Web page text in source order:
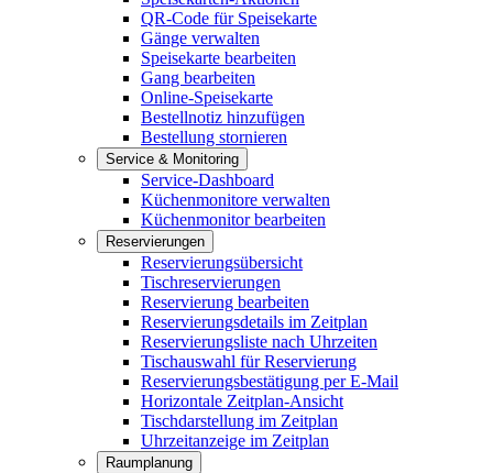
QR-Code für Speisekarte
Gänge verwalten
Speisekarte bearbeiten
Gang bearbeiten
Online-Speisekarte
Bestellnotiz hinzufügen
Bestellung stornieren
Service & Monitoring
Service-Dashboard
Küchenmonitore verwalten
Küchenmonitor bearbeiten
Reservierungen
Reservierungsübersicht
Tischreservierungen
Reservierung bearbeiten
Reservierungsdetails im Zeitplan
Reservierungsliste nach Uhrzeiten
Tischauswahl für Reservierung
Reservierungsbestätigung per E-Mail
Horizontale Zeitplan-Ansicht
Tischdarstellung im Zeitplan
Uhrzeitanzeige im Zeitplan
Raumplanung